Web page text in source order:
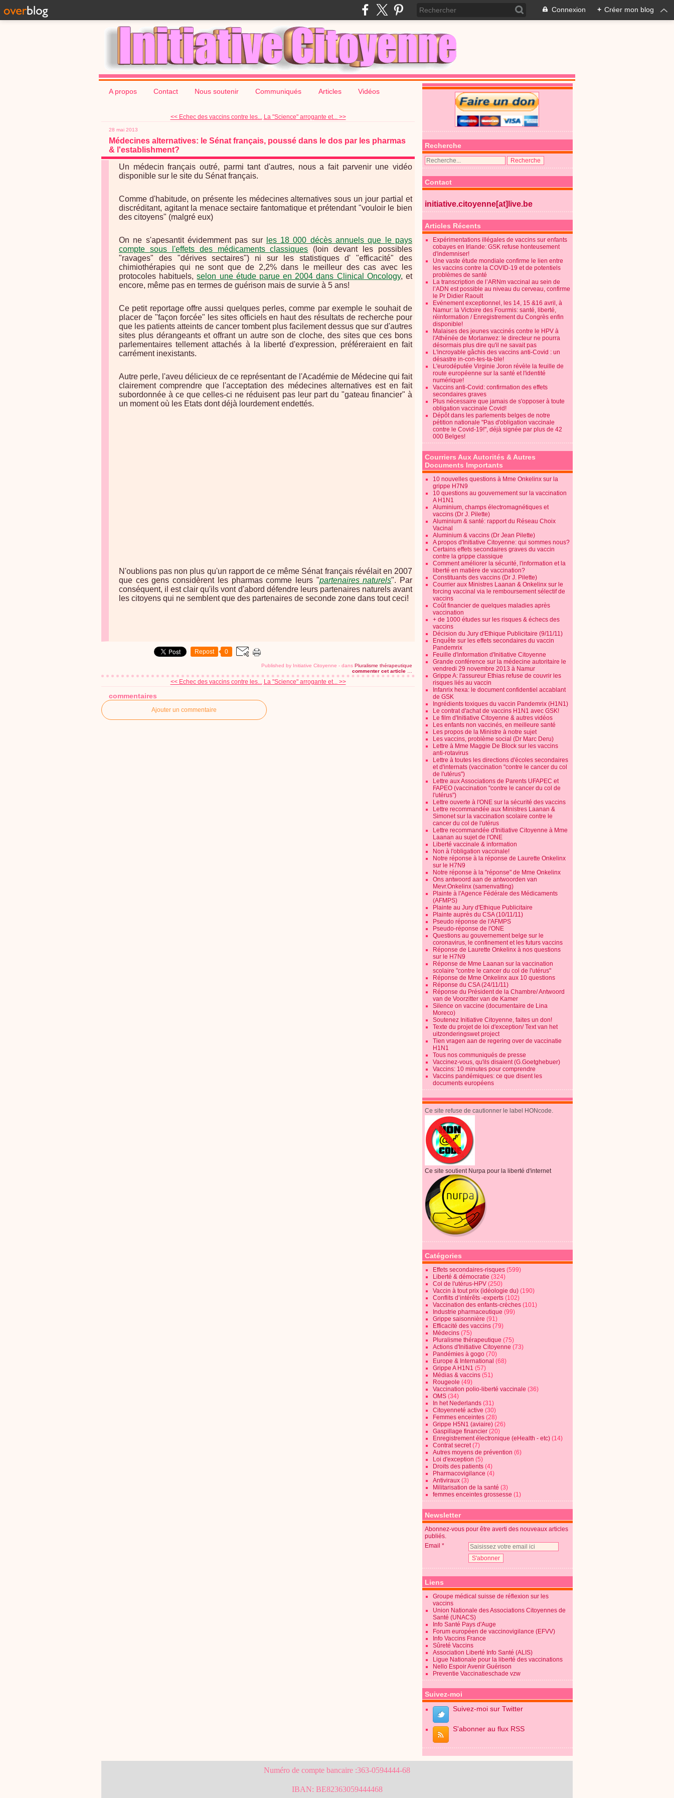
Connexion + Créer mon blog
A propos Contact Nous soutenir Communiqués Articles Vidéos
<< Echec des vaccins contre les... La "Science" arrogante et... >>
28 mai 2013
Médecines alternatives: le Sénat français, poussé dans le dos par les pharmas
& l'establishment?
Un médecin français outré, parmi tant d'autres, nous a fait parvenir une vidéo
disponible sur le site du Sénat français.
Comme d'habitude, on présente les médecines alternatives sous un jour partial et
discréditant, agitant la menace sectaire fantomatique et prétendant "vouloir le bien
des citoyens" (malgré eux)
On ne s'apesantit évidemment pas sur
les 18 000 décès annuels que le pays
compte sous l'effets des médicaments classiques (loin devant les possibles
"ravages" des "dérives sectaires") ni sur les statistiques d' "efficacité" des
chimiothérapies qui ne sont que de 2,2% dans le meilleur des cas avec les
protocoles habituels,selon une étude parue en 2004 dans Clinical Oncology, et
encore, même pas en termes de guérison mais de survie à 5 ans!
Ce petit reportage offre aussi quelques perles, comme par exemple le souhait de
placer de "façon forcée" les sites officiels en haut des résultats de recherche pour
que les patients atteints de cancer tombent plus facilement dessus que sur d'autres
sites plus dérangeants et offrant un autre son de cloche, des sites que ces bons
parlementaires tellement attachés à la liberté d'expression, préféreraient en fait
carrément inexistants.
Autre perle, l'aveu délicieux de ce représentant de l'Académie de Médecine qui fait
clairement comprendre que l'acceptation des médecines alternatives est en fait
subordonnée à ce que celles-ci ne réduisent pas leur part du "gateau financier" à
un moment où les Etats dont déjà lourdement endettés.
N'oublions pas non plus qu'un rapport de ce même Sénat français révélait en 2007
que ces gens considèrent les pharmas comme leurs "partenaires naturels". Par
conséquent, il est clair qu'ils vont d'abord défendre leurs partenaires naturels avant
les citoyens qui ne semblent que des partenaires de seconde zone dans tout ceci!
Repost 0
Published by Initiative Citoyenne - dans Pluralisme thérapeutique
commenter cet article
<< Echec des vaccins contre les... La "Science" arrogante et... >>
commentaires
Ajouter un commentaire
Recherche
Contact
initiative.citoyenne[at]live.be
Articles Récents
Expérimentations illégales de vaccins sur enfants
cobayes en Irlande: GSK refuse honteusement
d'indemniser!
Une vaste étude mondiale confirme le lien entre
les vaccins contre la COVID-19 et de potentiels
problèmes de santé
La transcription de l’ARNm vaccinal au sein de
l’ADN est possible au niveau du cerveau, confirme
le Pr Didier Raoult
Evénement exceptionnel, les 14, 15 &16 avril, à
Namur: la Victoire des Fourmis: santé, liberté,
réinformation / Enregistrement du Congrès enfin
disponible!
Malaises des jeunes vaccinés contre le HPV à
l'Athénée de Morlanwez: le directeur ne pourra
désormais plus dire qu'il ne savait pas
L'incroyable gâchis des vaccins anti-Covid : un
désastre in-con-tes-ta-ble!
L'eurodéputée Virginie Joron révèle la feuille de
route européenne sur la santé et l'identité
numérique!
Vaccins anti-Covid: confirmation des effets
secondaires graves
Plus nécessaire que jamais de s'opposer à toute
obligation vaccinale Covid!
Dépôt dans les parlements belges de notre
pétition nationale "Pas d'obligation vaccinale
contre le Covid-19!", déjà signée par plus de 42
000 Belges!
Courriers Aux Autorités & Autres
Documents Importants
10 nouvelles questions à Mme Onkelinx sur la
grippe H7N9
10 questions au gouvernement sur la vaccination
A H1N1
Aluminium, champs électromagnétiques et
vaccins (Dr J. Pilette)
Aluminium & santé: rapport du Réseau Choix
Vacinal
Aluminium & vaccins (Dr Jean Pilette)
A propos d'Initiative Citoyenne: qui sommes nous?
Certains effets secondaires graves du vaccin
contre la grippe classique
Comment améliorer la sécurité, l'information et la
liberté en matière de vaccination?
Constituants des vaccins (Dr J. Pilette)
Courrier aux Ministres Laanan & Onkelinx sur le
forcing vaccinal via le remboursement sélectif de
vaccins
Coût financier de quelques maladies après
vaccination
+ de 1000 études sur les risques & échecs des
vaccins
Décision du Jury d'Ethique Publicitaire (9/11/11)
Enquête sur les effets secondaires du vaccin
Pandemrix
Feuille d'information d'Initiative Citoyenne
Grande conférence sur la médecine autoritaire le
vendredi 29 novembre 2013 à Namur
Grippe A: l'assureur Ethias refuse de couvrir les
risques liés au vaccin
Infanrix hexa: le document confidentiel accablant
de GSK
Ingrédients toxiques du vaccin Pandemrix (H1N1)
Le contrat d'achat de vaccins H1N1 avec GSK!
Le film d'Initiative Citoyenne & autres vidéos
Les enfants non vaccinés, en meilleure santé
Les propos de la Ministre à notre sujet
Les vaccins, problème social (Dr Marc Deru)
Lettre à Mme Maggie De Block sur les vaccins
anti-rotavirus
Lettre à toutes les directions d'écoles secondaires
et d'internats (vaccination "contre le cancer du col
de l'utérus")
Lettre aux Associations de Parents UFAPEC et
FAPEO (vaccination "contre le cancer du col de
l'utérus")
Lettre ouverte à l'ONE sur la sécurité des vaccins
Lettre recommandée aux Ministres Laanan &
Simonet sur la vaccination scolaire contre le
cancer du col de l'utérus
Lettre recommandée d'Initiative Citoyenne à Mme
Laanan au sujet de l'ONE
Liberté vaccinale & information
Non à l'obligation vaccinale!
Notre réponse à la réponse de Laurette Onkelinx
sur le H7N9
Notre réponse à la "réponse" de Mme Onkelinx
Ons antwoord aan de antwoorden van
Mevr.Onkelinx (samenvatting)
Plainte à l'Agence Fédérale des Médicaments
(AFMPS)
Plainte au Jury d'Ethique Publicitaire
Plainte auprès du CSA (10/11/11)
Pseudo réponse de l'AFMPS
Pseudo-réponse de l'ONE
Questions au gouvernement belge sur le
coronavirus, le confinement et les futurs vaccins
Réponse de Laurette Onkelinx à nos questions
sur le H7N9
Réponse de Mme Laanan sur la vaccination
scolaire "contre le cancer du col de l'utérus"
Réponse de Mme Onkelinx aux 10 questions
Réponse du CSA (24/11/11)
Réponse du Président de la Chambre/ Antwoord
van de Voorzitter van de Kamer
Silence on vaccine (documentaire de Lina
Moreco)
Soutenez Initiative Citoyenne, faites un don!
Texte du projet de loi d'exception/ Text van het
uitzonderingswet project
Tien vragen aan de regering over de vaccinatie
H1N1
Tous nos communiqués de presse
Vaccinez-vous, qu'ils disaient (G.Goetghebuer)
Vaccins: 10 minutes pour comprendre
Vaccins pandémiques: ce que disent les
documents européens
Ce site refuse de cautionner le label HONcode.
Ce site soutient Nurpa pour la liberté d'internet
Catégories
Effets secondaires-risques (599)
Liberté & démocratie (324)
Col de l'utérus-HPV (250)
Vaccin à tout prix (idéologie du) (190)
Conflits d’intérêts -experts (102)
Vaccination des enfants-crèches (101)
Industrie pharmaceutique (99)
Grippe saisonnière (91)
Efficacité des vaccins (79)
Médecins (75)
Pluralisme thérapeutique (75)
Actions d'Initiative Citoyenne (73)
Pandémies à gogo (70)
Europe & International (68)
Grippe A H1N1 (57)
Médias & vaccins (51)
Rougeole (49)
Vaccination polio-liberté vaccinale (36)
OMS (34)
In het Nederlands (31)
Citoyenneté active (30)
Femmes enceintes (28)
Grippe H5N1 (aviaire) (26)
Gaspillage financier (20)
Enregistrement électronique (eHealth - etc) (14)
Contrat secret(7)
Autres moyens de prévention (6)
Loi d'exception (5)
Droits des patients (4)
Pharmacovigilance (4)
Antiviraux (3)
Militarisation de la santé (3)
femmes enceintes grossesse (1)
Newsletter
Abonnez-vous pour être averti des nouveaux articles
publiés.
Email
Liens
Groupe médical suisse de réflexion sur les
vaccins
Union Nationale des Associations Citoyennes de
Santé (UNACS)
Info Santé Pays d'Auge
Forum européen de vaccinovigilance (EFVV)
Info Vaccins France
Sûreté Vaccins
Association Liberté Info Santé (ALIS)
Ligue Nationale pour la liberté des vaccinations
Nello Espoir Avenir Guérison
Preventie Vaccinatieschade vzw
Suivez-moi
Suivez-moi sur Twitter
S'abonner au flux RSS
Numéro de compte bancaire :363-0594444-68
IBAN: BE82363059444468